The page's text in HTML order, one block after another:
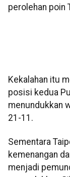
perolehan poin
Kekalahan itu
posisi kedua
menundukkan
21-11.
Sementara
kemenangan
menjadi